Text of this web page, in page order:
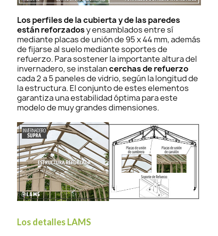
Los perfiles de la cubierta y de las paredes
están reforzadosy ensamblados entre sí
mediante placas de unión de 95 x 44 mm, además
de fijarse al suelo mediante soportes de
refuerzo. Para sostener la importante altura del
invernadero, se instalancerchas de refuerzo
cada 2 a 5 paneles de vidrio, según la longitud de
la estructura. El conjunto de estes elementos
garantiza una estabilidad óptima para este
modelo de muy grandes dimensiones.
Los detalles LAMS